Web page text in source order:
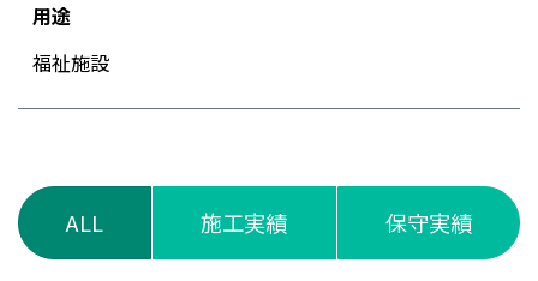
用途
福祉施設
ALL 施工実績 保守実績